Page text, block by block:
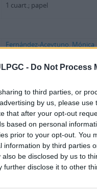
- Do Not Process
to third parties, or
by us, please use
that after your opt-out
based on personal
prior to your opt-out. You
by third parties
be disclosed by us to
further disclose it to other
1 cuart.; papel
Fernández-Aceytuno, Mónica
María Dolores de la Fe Bonilla
vinculada a la cultura de las
Alamo, Pepe Damaso o Juan
Tras el fallecimiento de María
acepta la donacion de su
el Archivo de la Universidad
Campus Universitario de
Artículo de Mónica